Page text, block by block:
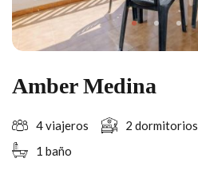
Amber Medina
4 viajeros 2 dormitorios
1 baño